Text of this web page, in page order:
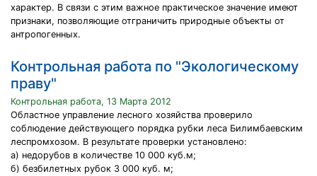
характер. В связи с этим важное практическое значение имеют
признаки, позволяющие отграничить природные объекты от
антропогенных.
Контрольная работа по "Экологическому
праву"
Контрольная работа, 13 Марта 2012
Областное управление лесного хозяйства проверило
соблюдение действующего порядка рубки леса Билимбаевским
леспромхозом. В результате проверки установлено:
а) недорубов в количестве 10 000 куб.м;
б) безбилетных рубок 3 000 куб. м;